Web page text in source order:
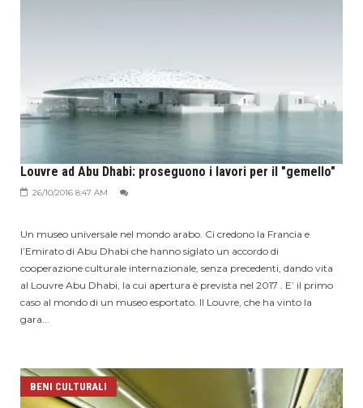
Louvre ad Abu Dhabi: proseguono i lavori per il "gemello"
26/10/2016 8:47 AM
Un museo universale nel mondo arabo. Ci credono la Francia e
l’Emirato di Abu Dhabi che hanno siglato un accordo di
cooperazione culturale internazionale, senza precedenti, dando vita
al Louvre Abu Dhabi, la cui apertura è prevista nel 2017 . E’ il primo
caso al mondo di un museo esportato. Il Louvre, che ha vinto la
gara...
BENI CULTURALI